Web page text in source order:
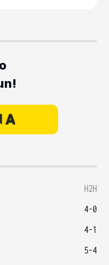
H2H
4-0
4-1
5-4